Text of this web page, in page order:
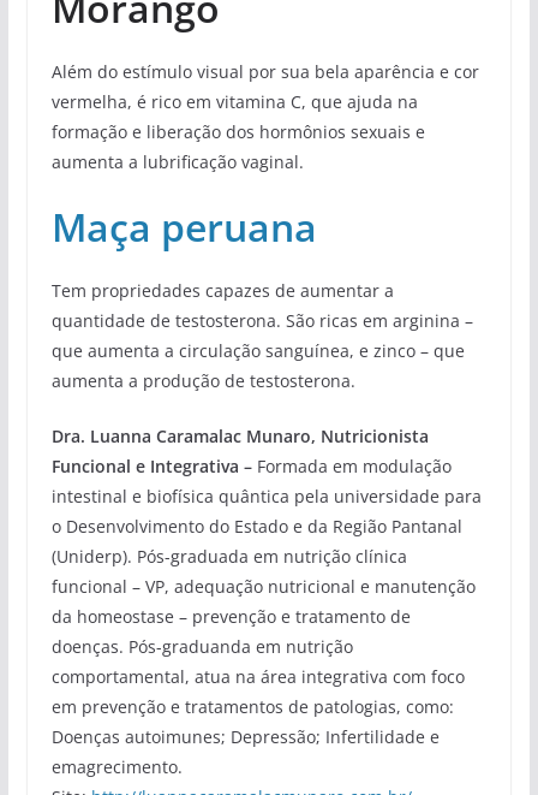
Além do estímulo visual por sua bela aparência e cor
vermelha, é rico em vitamina C, que ajuda na
formação e liberação dos hormônios sexuais e
aumenta a lubrificação vaginal.
Maça peruana
Tem propriedades capazes de aumentar a
quantidade de testosterona. São ricas em arginina –
que aumenta a circulação sanguínea, e zinco – que
aumenta a produção de testosterona.
Dra. Luanna Caramalac Munaro, Nutricionista
Funcional e Integrativa – Formada em modulação
intestinal e biofísica quântica pela universidade para
o Desenvolvimento do Estado e da Região Pantanal
(Uniderp). Pós-graduada em nutrição clínica
funcional – VP, adequação nutricional e manutenção
da homeostase – prevenção e tratamento de
doenças. Pós-graduanda em nutrição
comportamental, atua na área integrativa com foco
em prevenção e tratamentos de patologias, como:
Doenças autoimunes; Depressão; Infertilidade e
emagrecimento.